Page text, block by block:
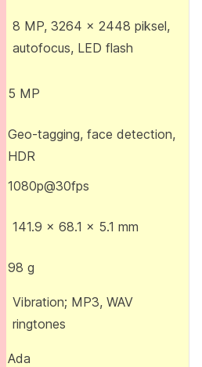
8 MP, 3264 x 2448 piksel,
autofocus, LED flash
5 MP
Geo-tagging, face detection,
HDR
1080p@30fps
141.9 x 68.1 x 5.1 mm
98 g
Vibration; MP3, WAV
ringtones
Ada